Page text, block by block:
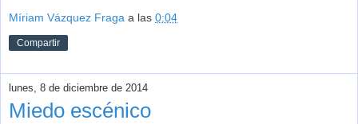
Míriam Vázquez Fraga a las 0:04
Compartir
lunes, 8 de diciembre de 2014
Miedo escénico